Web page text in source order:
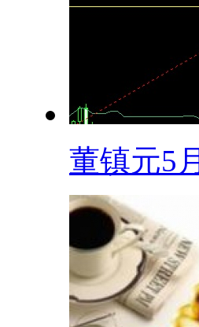
董镇元5